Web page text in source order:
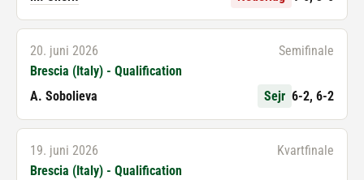
20. juni 2026
Semifinale
Brescia (Italy) - Qualification
A. Sobolieva
Sejr 6-2, 6-2
19. juni 2026
Kvartfinale
Brescia (Italy) - Qualification